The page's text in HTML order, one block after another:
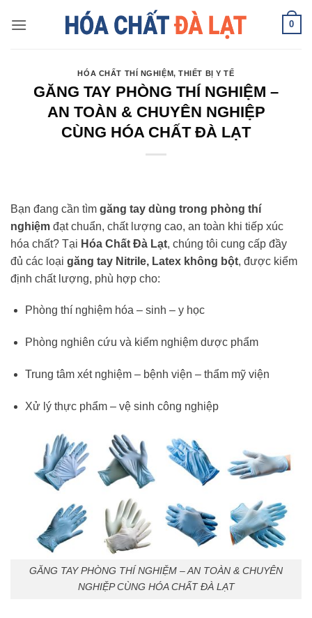
0
HÓA CHẤT THÍ NGHIỆM,THIẾT BỊ Y TẾ
GĂNG TAY PHÒNG THÍ NGHIỆM –
AN TOÀN & CHUYÊN NGHIỆP
CÙNG HÓA CHẤT ĐÀ LẠT
Bạn đang cần tìm găng tay dùng trong phòng thí
nghiệm đạt chuẩn, chất lượng cao, an toàn khi tiếp xúc
hóa chất? Tại Hóa Chất Đà Lạt, chúng tôi cung cấp đầy
đủ các loại găng tay Nitrile, Latex không bột, được kiểm
định chất lượng, phù hợp cho:
Phòng thí nghiệm hóa – sinh – y học
Phòng nghiên cứu và kiểm nghiệm dược phẩm
Trung tâm xét nghiệm – bệnh viện – thẩm mỹ viện
Xử lý thực phẩm – vệ sinh công nghiệp
GĂNG TAY PHÒNG THÍ NGHIỆM – AN TOÀN & CHUYÊN
NGHIỆP CÙNG HÓA CHẤT ĐÀ LẠT